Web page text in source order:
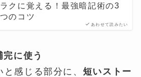
あわせて読みたい
ラクに覚える！最強暗記術の3
つのコツ
に使う
感じる部分に、 短いストー